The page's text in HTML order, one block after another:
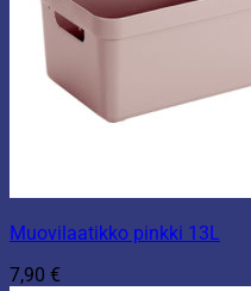
Muovilaatikko pinkki 13L
7,90 €